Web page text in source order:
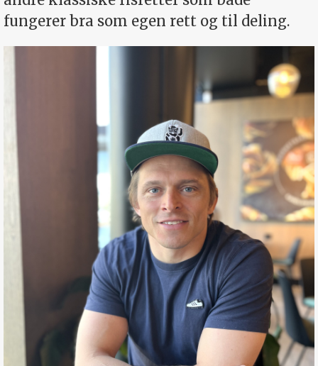
fungerer bra som egen rett og til deling.